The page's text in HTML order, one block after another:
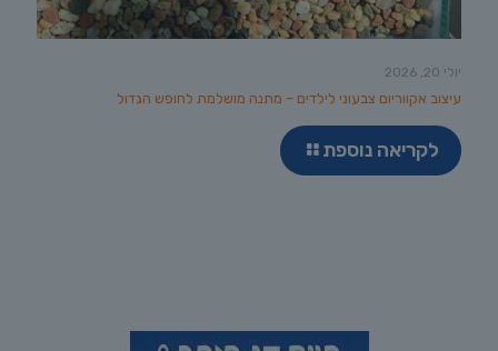
יולי 20, 2026
עיצוב אקווריום צבעוני לילדים – מתנה מושלמת לחופש הגדול
לקריאה נוספת